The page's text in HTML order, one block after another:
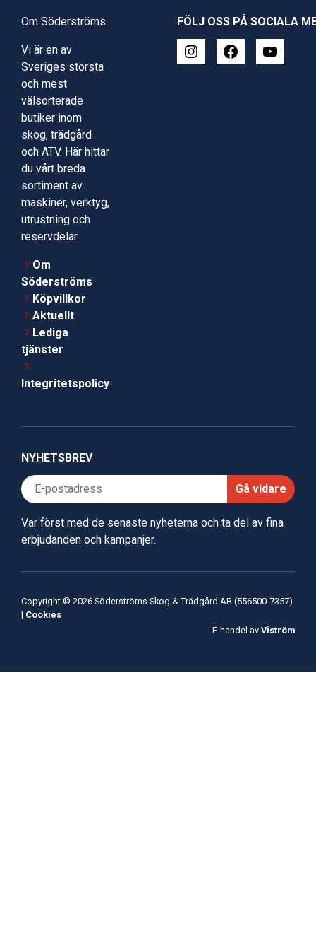
Om Söderströms
Vi är en av
Sveriges största
och mest
välsorterade
butiker inom
skog, trädgård
och ATV. Här hittar
du vårt breda
sortiment av
maskiner, verktyg,
utrustning och
reservdelar.
Om
Söderströms
Köpvillkor
Aktuellt
Lediga
tjänster
Integritetspolicy
FÖLJ OSS PÅ SOCIALA
NYHETSBREV
Gå vidare
Var först med de senaste nyheterna och ta del av fina
erbjudanden och kampanjer.
Copyright © 2026 Söderströms Skog & Trädgård AB (556500-7357)
| Cookies
E-handel av Viström